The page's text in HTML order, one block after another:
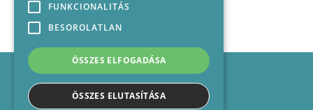
Impresszum
Médiajánlat
Felhasználási feltételek
FUNKCIONALITÁS
BESOROLATLAN
ÖSSZES ELFOGADÁSA
ÖSSZES ELUTASÍTÁSA